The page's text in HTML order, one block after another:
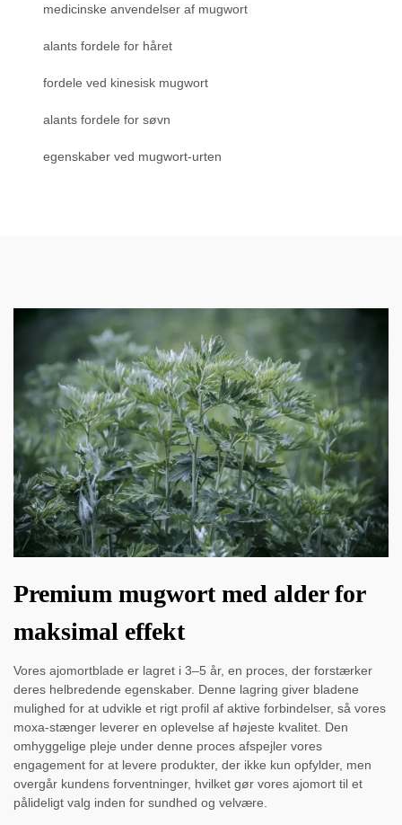
medicinske anvendelser af mugwort
alants fordele for håret
fordele ved kinesisk mugwort
alants fordele for søvn
egenskaber ved mugwort-urten
Premium mugwort med alder for
maksimal effekt
Vores ajomortblade er lagret i 3–5 år, en proces, der forstærker
deres helbredende egenskaber. Denne lagring giver bladene
mulighed for at udvikle et rigt profil af aktive forbindelser, så vores
moxa-stænger leverer en oplevelse af højeste kvalitet. Den
omhyggelige pleje under denne proces afspejler vores
engagement for at levere produkter, der ikke kun opfylder, men
overgår kundens forventninger, hvilket gør vores ajomort til et
pålideligt valg inden for sundhed og velvære.